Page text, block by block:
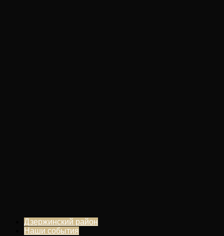
Дзержинский район
Наши события